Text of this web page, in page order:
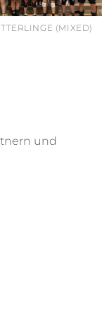
(MIXED)
und